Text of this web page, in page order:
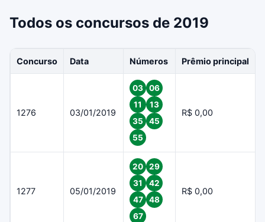
Todos os concursos de 2019
Concurso Data Números Prêmio principal
1276 03/01/2019
03
06
11
13
35
45
55
R$ 0,00
1277 05/01/2019
20
29
31
42
47
48
67
R$ 0,00